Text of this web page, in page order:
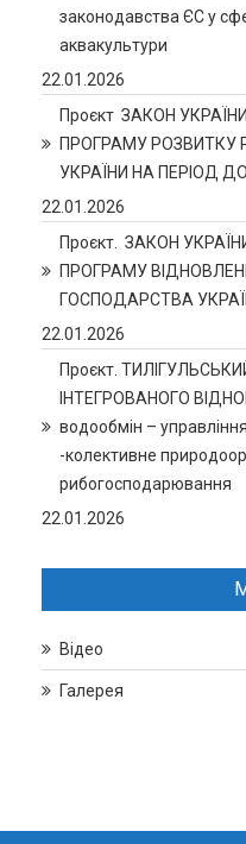
законодавства ЄС у
аквакультури
22.01.2026
Проєкт ЗАКОН
ПРОГРАМУ РОЗВИТКУ
УКРАЇНИ НА ПЕРІОД
22.01.2026
Проєкт. ЗАКОН
ПРОГРАМУ
ГОСПОДАРСТВА
22.01.2026
Проєкт.
ІНТЕГРОВАНОГО
водообмін –
-колективне
рибогосподарювання
22.01.2026
Відео
Галерея